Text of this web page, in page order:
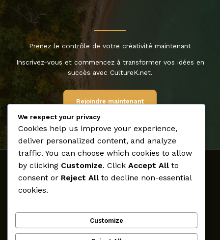
Prenez le contrôle de votre créativité maintenant
Inscrivez-vous et commencez à transformer vos idées en
succès avec CultureK.net.
Rejoindre maintenant
Accueil
Médias
Participer
CultureK
We respect your privacy
Cookies help us improve your experience,
deliver personalized content, and analyze
traffic. You can choose which cookies to allow
by clicking Customize. Click Accept All to
consent or Reject All to decline non-essential
cookies.
Customize